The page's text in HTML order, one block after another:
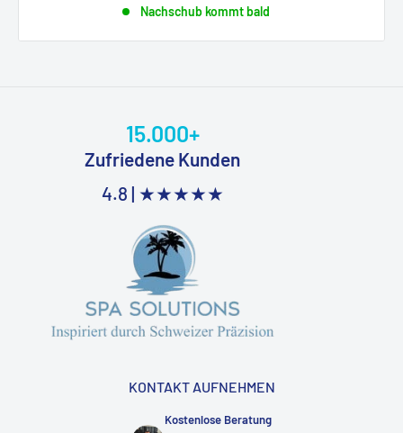
Nachschub kommt bald
15.000+
Zufriedene Kunden
4.8 | ★★★★★
KONTAKT AUFNEHMEN
Kostenlose Beratung